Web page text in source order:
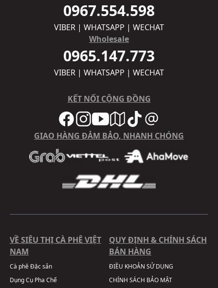
0967.554.598
VIBER | WHATSAPP | WECHAT
Wholesale
0965.147.773
VIBER | WHATSAPP | WECHAT
KẾT NỐI CỘNG ĐỒNG
GIAO HÀNG ĐẢM BẢO, NHANH CHÓNG
VỀ SIÊU THỊ CÀ PHÊ VIỆT
NAM
Cà phê Đặc sản
Dụng Cụ Pha Chế
QUY ĐỊNH & CHÍNH SÁCH
BÁN HÀNG
ĐIỀU KHOẢN SỬ DỤNG
CHÍNH SÁCH BẢO MẬT